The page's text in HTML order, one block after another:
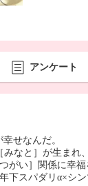
アンケート
せなんだ。
なと］が生まれ
がい］関係に幸
スパダリα×シ